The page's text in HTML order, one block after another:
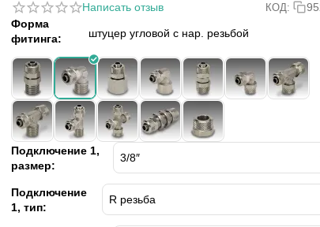
Написать отзыв КОД:
Форма
фитинга:
штуцер угловой с нар. резьбой
Подключение 1,
размер:
Подключение
1, тип: